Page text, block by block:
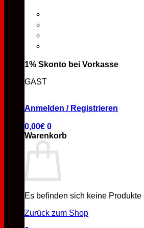
1% Skonto bei Vorkasse
GAST
Anmelden / Registrieren
0,00€ 0
Warenkorb
Es befinden sich keine Produkte
Zurück zum Shop